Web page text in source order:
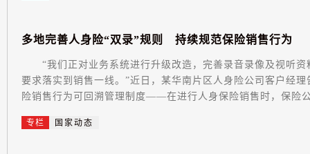
多地完善人身 险“双录”规则 持续规范保 险销售行为
“我们正对业务系统进行升级改造，完善录音录像及视听资
要求落实到销售一线。”近日，某华南片区人身险公司客户
险销售行为可回溯管理制度——在进行人身保险销售时，保险
专栏 国家动态